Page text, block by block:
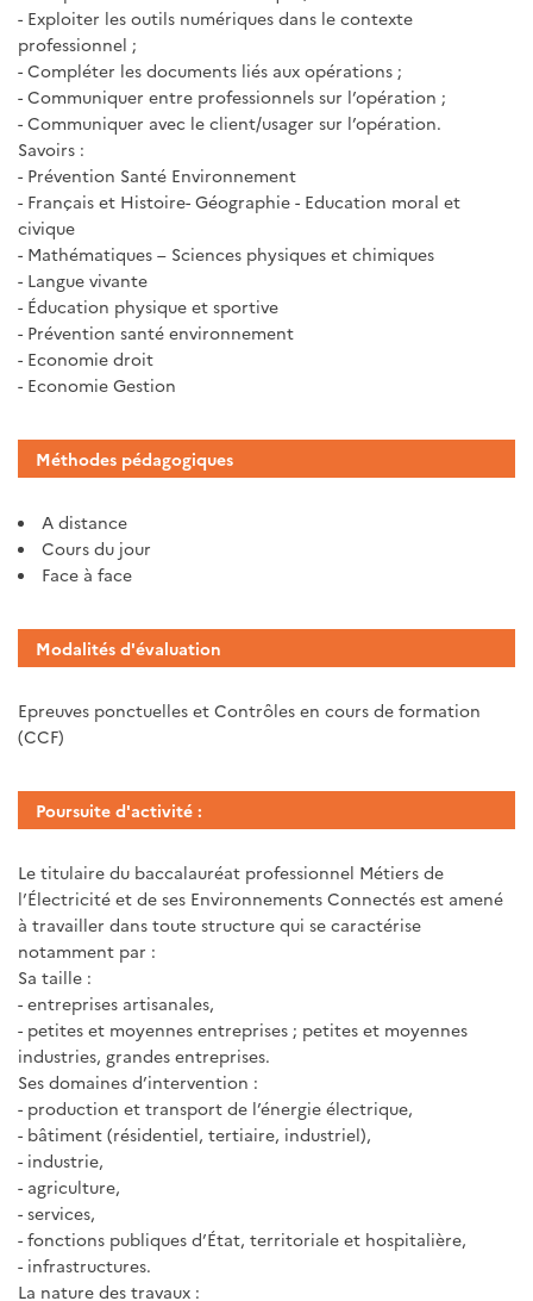
- Exploiter les outils numériques dans le contexte
professionnel ;
- Compléter les documents liés aux opérations ;
- Communiquer entre professionnels sur l’opération ;
- Communiquer avec le client/usager sur l’opération.
Savoirs :
- Prévention Santé Environnement
- Français et Histoire- Géographie - Education moral et
civique
- Mathématiques – Sciences physiques et chimiques
- Langue vivante
- Éducation physique et sportive
- Prévention santé environnement
- Economie droit
- Economie Gestion
Méthodes pédagogiques
A distance
Cours du jour
Face à face
Modalités d'évaluation
Epreuves ponctuelles et Contrôles en cours de formation
(CCF)
Poursuite d'activité :
Le titulaire du baccalauréat professionnel Métiers de
l’Électricité et de ses Environnements Connectés est amené
à travailler dans toute structure qui se caractérise
notamment par :
Sa taille :
- entreprises artisanales,
- petites et moyennes entreprises ; petites et moyennes
industries, grandes entreprises.
Ses domaines d’intervention :
- production et transport de l’énergie électrique,
- bâtiment (résidentiel, tertiaire, industriel),
- industrie,
- agriculture,
- services,
- fonctions publiques d’État, territoriale et hospitalière,
- infrastructures.
La nature des travaux :